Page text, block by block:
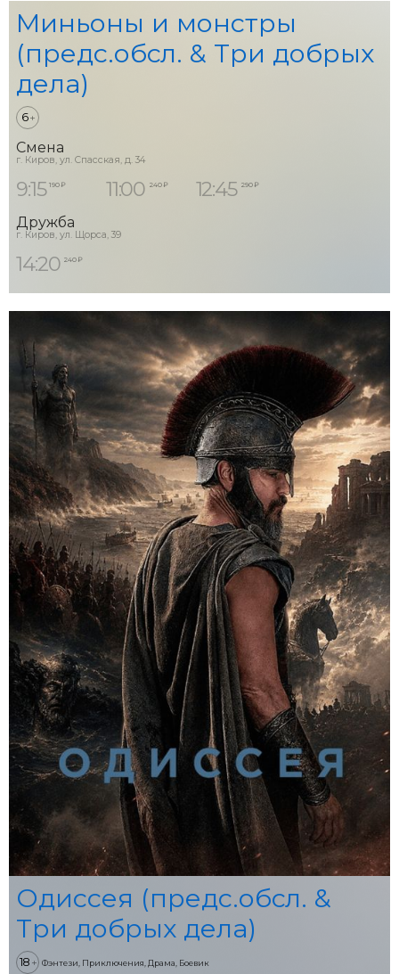
Миньоны и монстры
(предс.обсл. & Три добрых
дела)
6+
Смена
г. Киров, ул. Спасская, д. 34
9:15 190 ₽ 11:00 240 ₽ 12:45 290 ₽
Дружба
г. Киров, ул. Щорса, 39
14:20 240 ₽
Одиссея (предс.обсл. &
Три добрых дела)
18 + Фэнтези, Приключения, Драма, Боевик